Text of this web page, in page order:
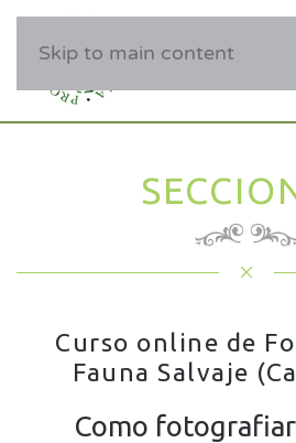
Skip to main content
Curso online de
Fauna Salvaje
Como